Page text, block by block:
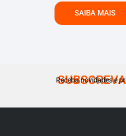
SAIBA MAIS
Receba novidades e